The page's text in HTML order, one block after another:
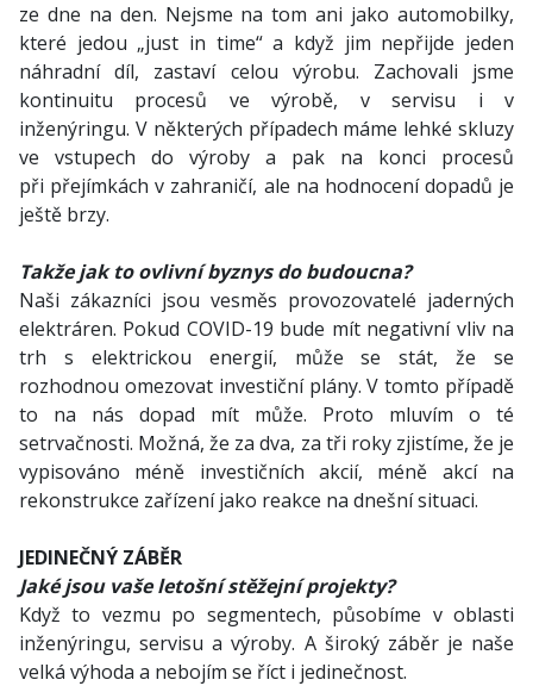
ze dne na den. Nejsme na tom ani jako automobilky,
které jedou „just in time“ a když jim nepřijde jeden
náhradní díl, zastaví celou výrobu. Zachovali jsme
kontinuitu procesů ve výrobě, v servisu i v
inženýringu. V některých případech máme lehké skluzy
ve vstupech do výroby a pak na konci procesů
při přejímkách v zahraničí, ale na hodnocení dopadů je
ještě brzy.
Takže jak to ovlivní byznys do budoucna?
Naši zákazníci jsou vesměs provozovatelé jaderných
elektráren. Pokud COVID-19 bude mít negativní vliv na
trh s elektrickou energií, může se stát, že se
rozhodnou omezovat investiční plány. V tomto případě
to na nás dopad mít může. Proto mluvím o té
setrvačnosti. Možná, že za dva, za tři roky zjistíme, že je
vypisováno méně investičních akcií, méně akcí na
rekonstrukce zařízení jako reakce na dnešní situaci.
JEDINEČNÝ ZÁBĚR
Jaké jsou vaše letošní stěžejní projekty?
Když to vezmu po segmentech, působíme v oblasti
inženýringu, servisu a výroby. A široký záběr je naše
velká výhoda a nebojím se říct i jedinečnost.